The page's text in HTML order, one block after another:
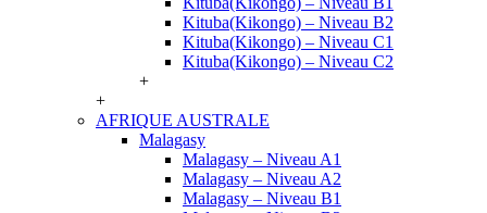
Kituba(Kikongo) – Niveau B2
Kituba(Kikongo) – Niveau C1
Kituba(Kikongo) – Niveau C2
+
+
AFRIQUE AUSTRALE
Malagasy
Malagasy – Niveau A1
Malagasy – Niveau A2
Malagasy – Niveau B1